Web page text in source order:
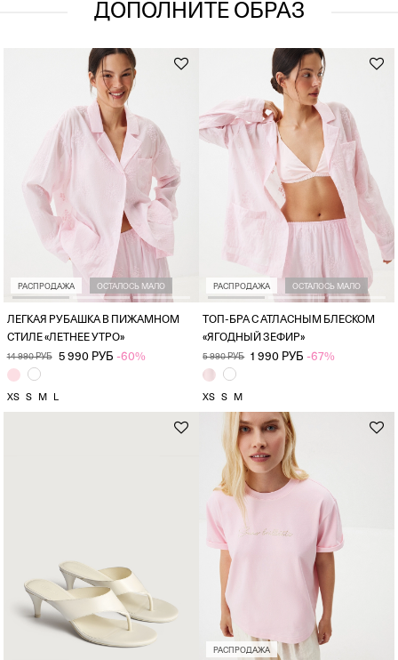
ДОПОЛНИТЕ ОБРАЗ
РАСПРОДАЖА ОСТАЛОСЬ МАЛО
ЛЕГКАЯ РУБАШКА В ПИЖАМНОМ
СТИЛЕ «ЛЕТНЕЕ УТРО»
14 990 РУБ 5 990 РУБ -60%
XS S M L
РАСПРОДАЖА ОСТАЛОСЬ МАЛО
ТОП-БРА С АТЛАСНЫМ БЛЕСКОМ
«ЯГОДНЫЙ ЗЕФИР»
5 990 РУБ 1 990 РУБ -67%
XS S M
РАСПРОДАЖА